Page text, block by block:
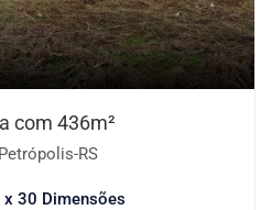
com 436m²
RS
x 30 Dimensões